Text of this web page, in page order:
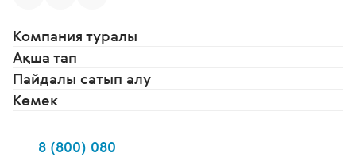
Компания туралы
Ақша тап
Пайдалы сатып алу
Көмек
8 (800) 080